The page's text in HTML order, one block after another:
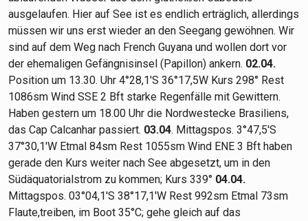
ausgelaufen. Hier auf See ist es endlich erträglich, allerdings
müssen wir uns erst wieder an den Seegang gewöhnen. Wir
sind auf dem Weg nach French Guyana und wollen dort vor
der ehemaligen Gefängnisinsel (Papillon) ankern. 02.04.
Position um 13.30. Uhr 4°28,1'S 36°17,5W Kurs 298° Rest
1086sm Wind SSE 2 Bft starke Regenfälle mit Gewittern.
Haben gestern um 18.00 Uhr die Nordwestecke Brasiliens,
das Cap Calcanhar passiert. 03.04. Mittagspos. 3°47,5'S
37°30,1'W Etmal 84sm Rest 1055sm Wind ENE 3 Bft haben
gerade den Kurs weiter nach See abgesetzt, um in den
Südäquatorialstrom zu kommen; Kurs 339° 04.04.
Mittagspos. 03°04,1'S 38°17,1'W Rest 992sm Etmal 73sm
Flaute,treiben, im Boot 35°C; gehe gleich auf das